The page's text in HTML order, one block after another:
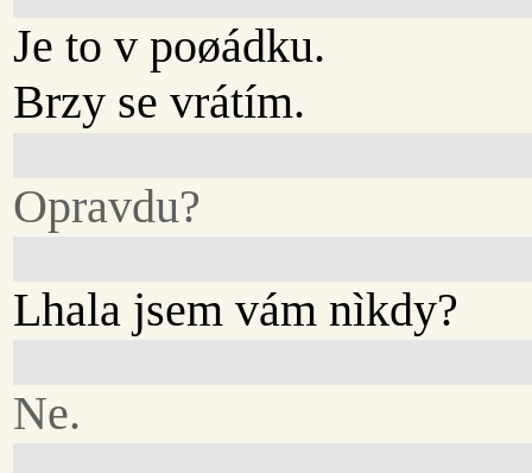
Je to v poøádku.
Brzy se vrátím.
Opravdu?
Lhala jsem vám nìkdy?
Ne.